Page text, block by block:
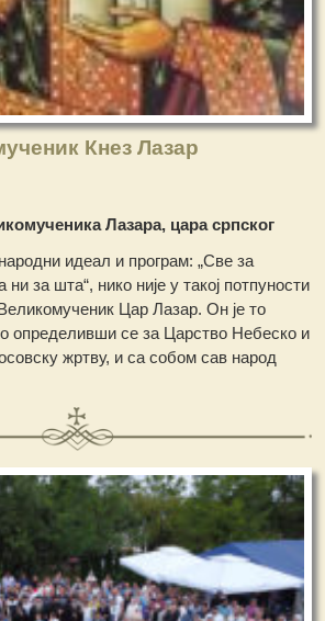
Кнез Лазар
Лазара, цара српског
идеал и програм: „Све за
за шта“, нико није у такој потпуности
Цар Лазар. Он је то
определивши се за Царство Небеско и
жртву, и са собом сав народ